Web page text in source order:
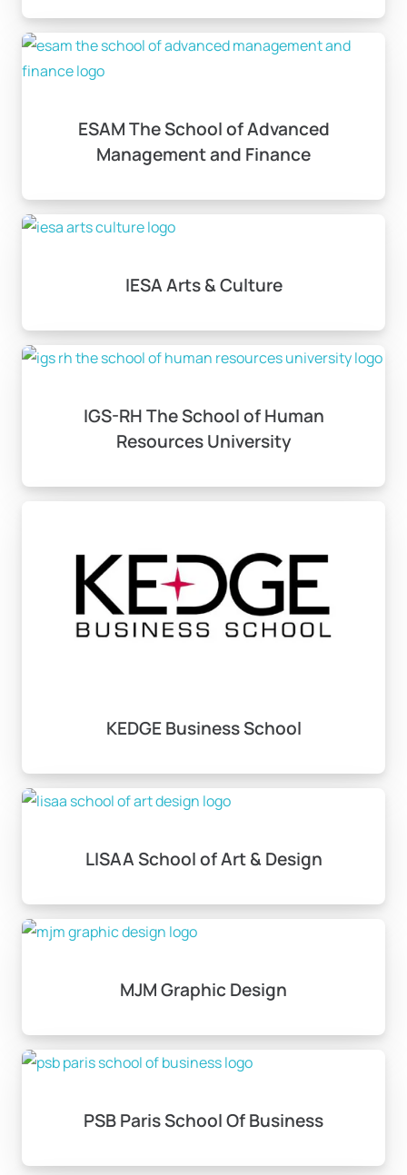
ESAM The School of Advanced
Management and Finance
IESA Arts & Culture
IGS-RH The School of Human
Resources University
KEDGE Business School
LISAA School of Art & Design
MJM Graphic Design
PSB Paris School Of Business